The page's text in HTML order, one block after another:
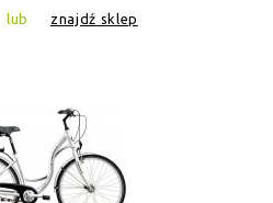
lub znajdź sklep